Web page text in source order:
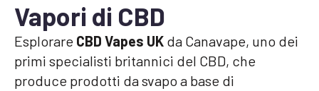
Vapori di CBD
Esplorare CBD Vapes UK da Canavape, uno dei
primi specialisti britannici del CBD, che
produce prodotti da svapo a base di